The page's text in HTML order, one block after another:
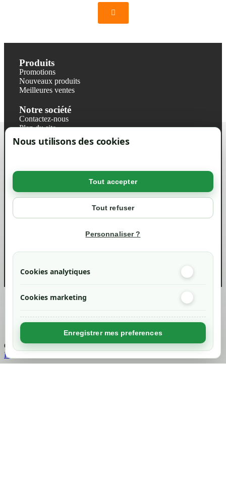
Nous utilisons des cookies
Tout accepter
Tout refuser
Personnaliser ?
Cookies analytiques
Cookies marketing
Enregistrer mes preferences
Produits
Promotions
Nouveaux produits
Meilleures ventes
Notre société
Contactez-nous
Plan du site
Magasin
Mentions légales
Politique de confidentialité RGPD
Votre compte
info@green-tech-shop.com
Created byNageoconcept
Chargement...
Retour en haut